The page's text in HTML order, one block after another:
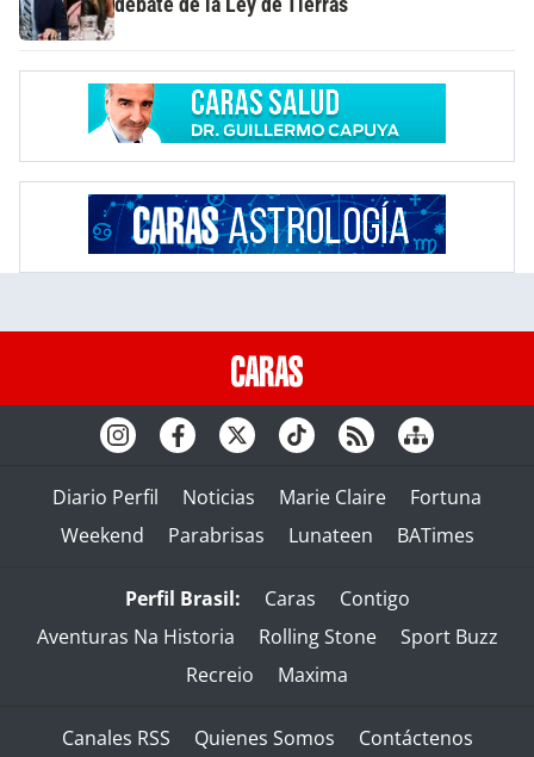
debate de la Ley de Tierras
Diario Perfil Noticias Marie Claire
Fortuna
Weekend
Parabrisas Lunateen BATimes
Perfil Brasil: Caras
Contigo
Aventuras Na Historia
Rolling Stone
Sport Buzz
Recreio
Maxima
Canales RSS Quienes Somos Contáctenos